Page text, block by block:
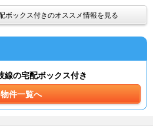
ボックス付きのオススメ情報を見る
線の宅配ボックス付き
物件一覧へ